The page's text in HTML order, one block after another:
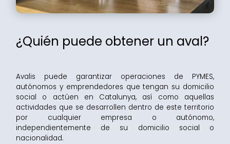
¿Quién puede obtener un aval?
Avalis puede garantizar operaciones de PYMES,
autónomos y emprendedores que tengan su domicilio
social o actúen en Catalunya, así como aquellas
actividades que se desarrollen dentro de este territorio
por cualquier empresa o autónomo,
independientemente de su domicilio social o
nacionalidad.